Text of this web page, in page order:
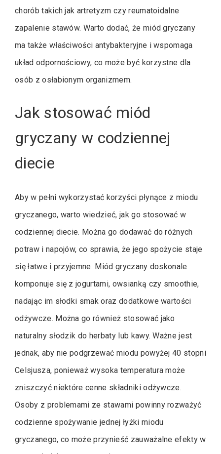
chorób takich jak artretyzm czy reumatoidalne
zapalenie stawów. Warto dodać, że miód gryczany
ma także właściwości antybakteryjne i wspomaga
układ odpornościowy, co może być korzystne dla
osób z osłabionym organizmem.
Jak stosować miód
gryczany w codziennej
diecie
Aby w pełni wykorzystać korzyści płynące z miodu
gryczanego, warto wiedzieć, jak go stosować w
codziennej diecie. Można go dodawać do różnych
potraw i napojów, co sprawia, że jego spożycie staje
się łatwe i przyjemne. Miód gryczany doskonale
komponuje się z jogurtami, owsianką czy smoothie,
nadając im słodki smak oraz dodatkowe wartości
odżywcze. Można go również stosować jako
naturalny słodzik do herbaty lub kawy. Ważne jest
jednak, aby nie podgrzewać miodu powyżej 40 stopni
Celsjusza, ponieważ wysoka temperatura może
zniszczyć niektóre cenne składniki odżywcze.
Osoby z problemami ze stawami powinny rozważyć
codzienne spożywanie jednej łyżki miodu
gryczanego, co może przynieść zauważalne efekty w